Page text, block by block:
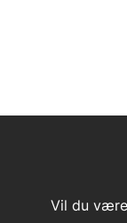
Vil du